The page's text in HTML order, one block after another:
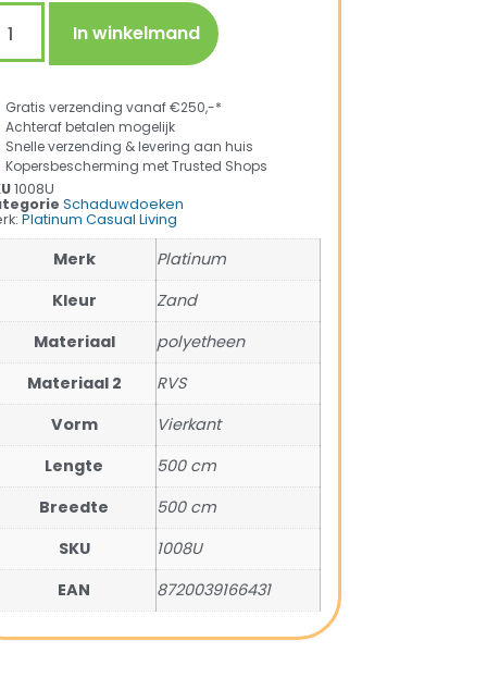
In winkelmand
Gratis verzending vanaf €250,-*
Achteraf betalen mogelijk
Snelle verzending & levering aan huis
Kopersbescherming met Trusted Shops
1008U
Schaduwdoeken
Platinum Casual Living
Merk
Platinum
Kleur
Zand
Materiaal
polyetheen
Materiaal 2
RVS
Vorm
Vierkant
Lengte
500 cm
Breedte
500 cm
SKU
1008U
EAN
8720039166431